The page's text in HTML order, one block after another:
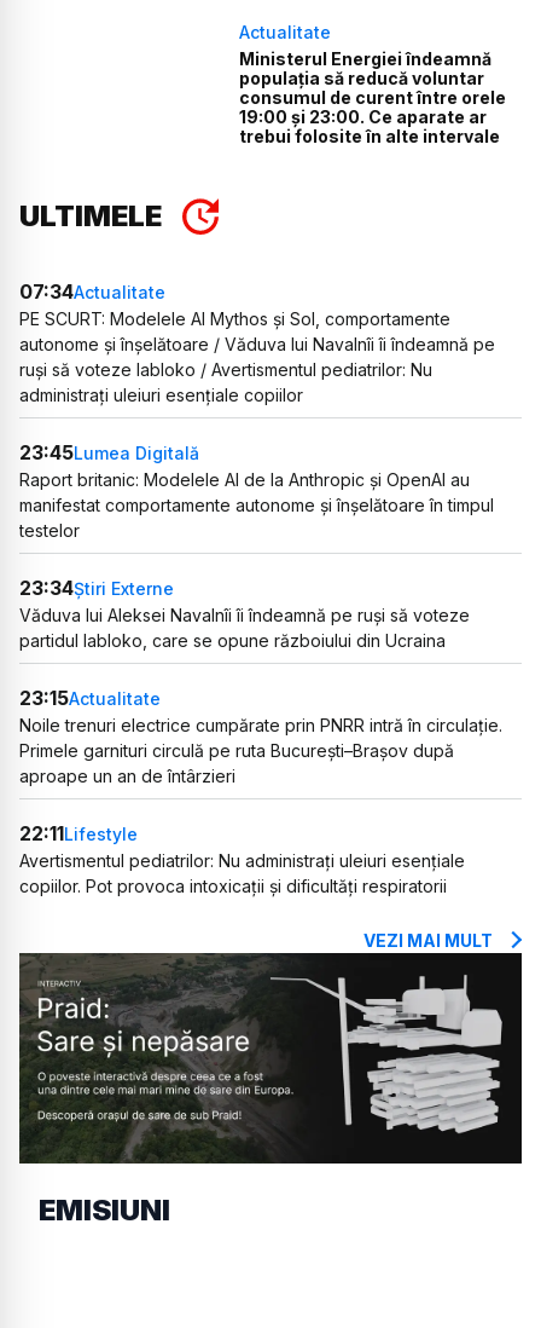
Actualitate
Ministerul Energiei îndeamnă
populația să reducă voluntar
consumul de curent între orele
19:00 și 23:00. Ce aparate ar
trebui folosite în alte intervale
ULTIMELE
07:34Actualitate
PE SCURT: Modelele AI Mythos și Sol, comportamente
autonome și înșelătoare / Văduva lui Navalnîi îi îndeamnă pe
ruși să voteze Iabloko / Avertismentul pediatrilor: Nu
administrați uleiuri esențiale copiilor
23:45Lumea Digitală
Raport britanic: Modelele AI de la Anthropic și OpenAI au
manifestat comportamente autonome și înșelătoare în timpul
testelor
23:34Știri Externe
Văduva lui Aleksei Navalnîi îi îndeamnă pe ruși să voteze
partidul Iabloko, care se opune războiului din Ucraina
23:15Actualitate
Noile trenuri electrice cumpărate prin PNRR intră în circulație.
Primele garnituri circulă pe ruta București–Brașov după
aproape un an de întârzieri
22:11Lifestyle
Avertismentul pediatrilor: Nu administrați uleiuri esențiale
copiilor. Pot provoca intoxicații și dificultăți respiratorii
VEZI MAI MULT
EMISIUNI